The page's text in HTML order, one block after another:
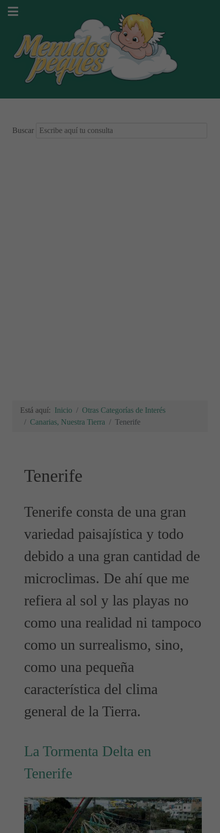
Buscar
Está aquí: Inicio
Otras Categorías de Interés
Canarias, Nuestra Tierra
Tenerife
Tenerife
Tenerife consta de una gran
variedad paisajística y todo
debido a una gran cantidad de
microclimas. De ahí que me
refiera al sol y las playas no
como una realidad ni tampoco
como un surrealismo, sino,
como una pequeña
característica del clima
general de la Tierra.
La Tormenta Delta en
Tenerife